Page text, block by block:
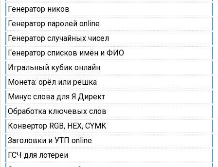
Генератор ников
Генератор паролей online
Генератор случайных чисел
Генератор списков имён и ФИО
Игральный кубик онлайн
Монета: орёл или решка
Минус слова для Я.Директ
Обработка ключевых слов
Конвертор RGB, HEX, CYMK
Заголовки и УТП online
ГСЧ для лотереи